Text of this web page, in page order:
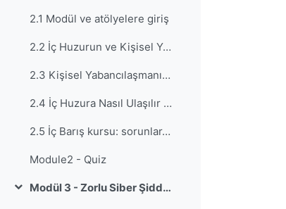
2.1 Modül ve atölyelere giriş
2.2 İç Huzurun ve Kişisel Yabancılaşmanın Tanımı
2.3 Kişisel Yabancılaşmanın Türü ve Etkileri
2.4 İç Huzura Nasıl Ulaşılır ve Kişisel Yabancılaşmayla Yüzleşilir
2.5 İç Barış kursu: sorunlar, odaklanma, görüşler
Module2 - Quiz
Collapse Modül 3 - Zorlu Siber Şiddet